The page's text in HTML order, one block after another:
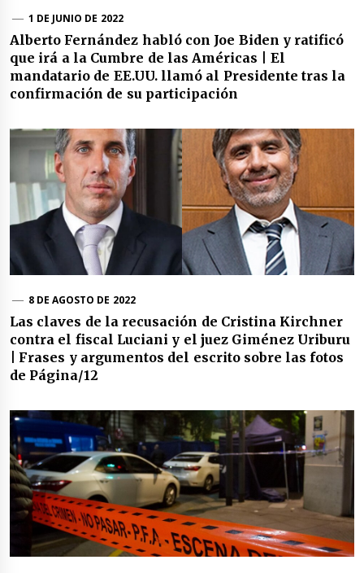
1 DE JUNIO DE 2022
Alberto Fernández habló con Joe Biden y ratificó
que irá a la Cumbre de las Américas | El
mandatario de EE.UU. llamó al Presidente tras la
confirmación de su participación
8 DE AGOSTO DE 2022
Las claves de la recusación de Cristina Kirchner
contra el fiscal Luciani y el juez Giménez Uriburu
| Frases y argumentos del escrito sobre las fotos
de Página/12